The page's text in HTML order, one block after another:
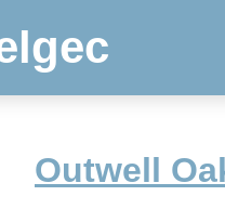
Outwell